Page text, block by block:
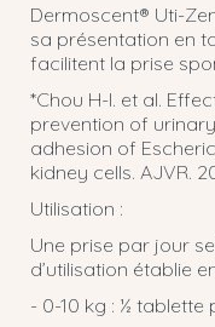
Dermoscent® Uti-
sa présentation en
facilitent la prise
*Chou H-I. et al.
prevention of
adhesion of
kidney cells. AJVR.
Utilisation :
Une prise par jour
d’utilisation établie
- 0-10 kg : ½ tablette